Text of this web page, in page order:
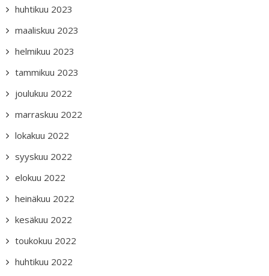
huhtikuu 2023
maaliskuu 2023
helmikuu 2023
tammikuu 2023
joulukuu 2022
marraskuu 2022
lokakuu 2022
syyskuu 2022
elokuu 2022
heinäkuu 2022
kesäkuu 2022
toukokuu 2022
huhtikuu 2022